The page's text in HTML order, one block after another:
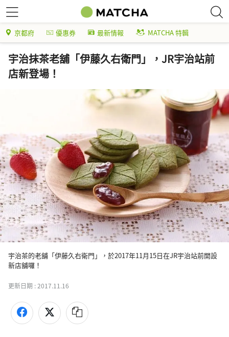
京都府 優惠券 最新情報 MATCHA 特輯
宇治抹茶老舖「伊藤久右衛門」，JR宇治站前
店新登場！
宇治茶的老舖「伊藤久右衛門」，於2017年11月15日在JR宇治站前開設
新店舖囉！
更新日期 :2017.11.16